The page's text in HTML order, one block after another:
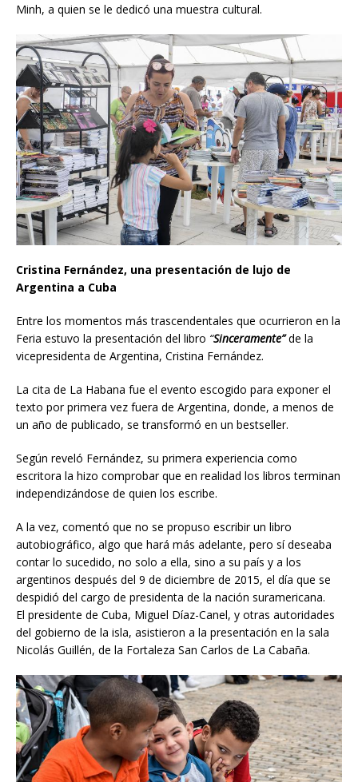
Minh, a quien se le dedicó una muestra cultural.
Cristina Fernández, una presentación de lujo de
Argentina a Cuba
Entre los momentos más trascendentales que ocurrieron en la
Feria estuvo la presentación del libro “Sinceramente”de la
vicepresidenta de Argentina, Cristina Fernández.
La cita de La Habana fue el evento escogido para exponer el
texto por primera vez fuera de Argentina, donde, a menos de
un año de publicado, se transformó en un bestseller.
Según reveló Fernández, su primera experiencia como
escritora la hizo comprobar que en realidad los libros terminan
independizándose de quien los escribe.
A la vez, comentó que no se propuso escribir un libro
autobiográfico, algo que hará más adelante, pero sí deseaba
contar lo sucedido, no solo a ella, sino a su país y a los
argentinos después del 9 de diciembre de 2015, el día que se
despidió del cargo de presidenta de la nación suramericana.
El presidente de Cuba, Miguel Díaz-Canel, y otras autoridades
del gobierno de la isla, asistieron a la presentación en la sala
Nicolás Guillén, de la Fortaleza San Carlos de La Cabaña.